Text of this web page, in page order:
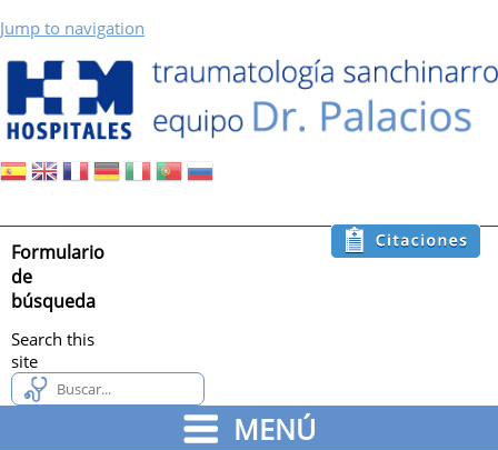
Jump to navigation
Formulario
de
búsqueda
Search this
site
MENÚ